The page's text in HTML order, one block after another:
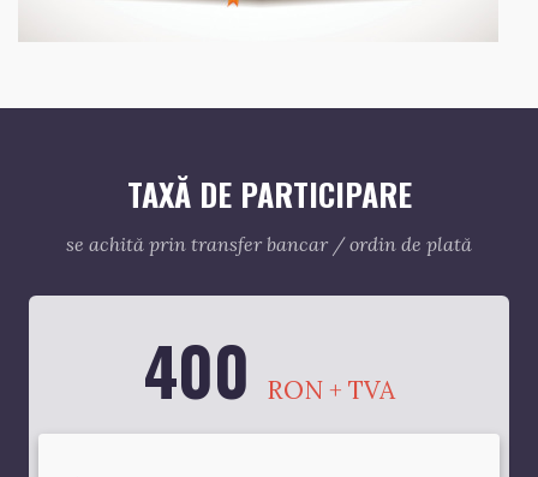
TAXĂ DE PARTICIPARE
se achită prin transfer bancar / ordin de plată
400 RON + TVA